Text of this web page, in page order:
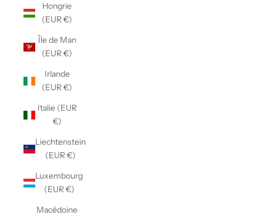
Hongrie
(EUR €)
Île de Man
(EUR €)
Irlande
(EUR €)
Italie (EUR
€)
Liechtenstein
(EUR €)
Luxembourg
(EUR €)
Macédoine